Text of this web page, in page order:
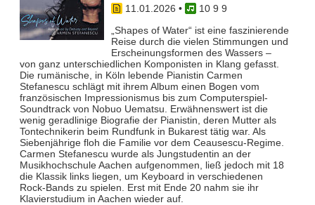
11.01.2026 •
10 9 9
„Shapes of Water“ ist eine faszinierende
Reise durch die vielen Stimmungen und
Erscheinungsformen des Wassers –
von ganz unterschiedlichen Komponisten in Klang gefasst.
Die rumänische, in Köln lebende Pianistin Carmen
Stefanescu schlägt mit ihrem Album einen Bogen vom
französischen Impressionismus bis zum Computerspiel-
Soundtrack von Nobuo Uematsu. Erwähnenswert ist die
wenig geradlinige Biografie der Pianistin, deren Mutter als
Tontechnikerin beim Rundfunk in Bukarest tätig war. Als
Siebenjährige floh die Familie vor dem Ceausescu-Regime.
Carmen Stefanescu wurde als Jungstudentin an der
Musikhochschule Aachen aufgenommen, ließ jedoch mit 18
die Klassik links liegen, um Keyboard in verschiedenen
Rock-Bands zu spielen. Erst mit Ende 20 nahm sie ihr
Klavierstudium in Aachen wieder auf.